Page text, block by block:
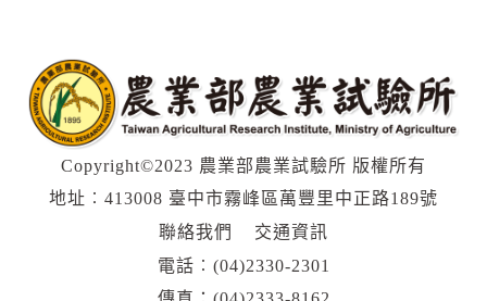
Copyright©2023 農業部農業試驗所 版權所有
地址︰413008 臺中市霧峰區萬豐里中正路189號
聯絡我們
交通資訊
電話︰ (04)2330-2301